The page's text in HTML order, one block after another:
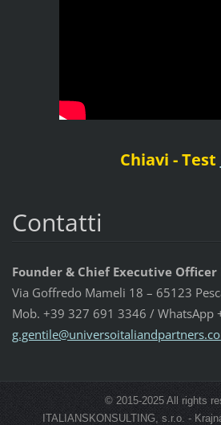
Chiavi - Test
Contatti
Founder & Chief Executive
Via Goffredo Mameli 18 – 65123
Mob. +39 327 691 3346 / WhatsApp
g.gentile@universoitaliandpartne
© 2015-2025 All rights
ITALIANSKONSULTING, s.r.o. -